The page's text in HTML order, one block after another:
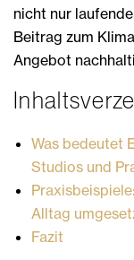
nicht nur
Beitrag zum
Angebot
Was bedeutet
Studios und
Alltag
Fazit